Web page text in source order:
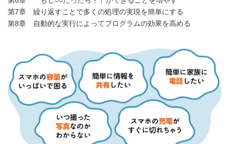
第7章 繰り返すことで多くの処理の実現を簡単にする
第8章 自動的な実行によってプログラムの効果を高める